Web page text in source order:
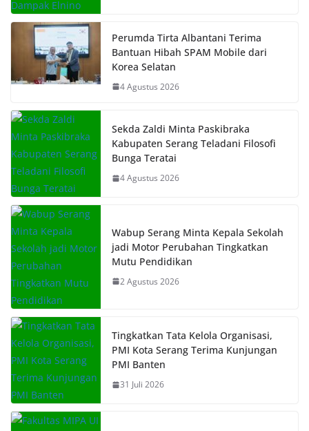
Perumda Tirta Albantani Terima
Bantuan Hibah SPAM Mobile dari
Korea Selatan
4 Agustus 2026
Sekda Zaldi Minta Paskibraka
Kabupaten Serang Teladani Filosofi
Bunga Teratai
4 Agustus 2026
Wabup Serang Minta Kepala Sekolah
jadi Motor Perubahan Tingkatkan
Mutu Pendidikan
2 Agustus 2026
Tingkatkan Tata Kelola Organisasi,
PMI Kota Serang Terima Kunjungan
PMI Banten
31 Juli 2026